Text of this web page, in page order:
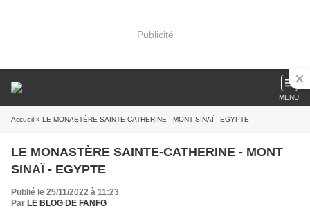
Publicité
MENU
Accueil » LE MONASTÈRE SAINTE-CATHERINE - MONT SINAÏ - EGYPTE
LE MONASTÈRE SAINTE-CATHERINE - MONT
SINAÏ - EGYPTE
Publié le 25/11/2022 à 11:23
Par LE BLOG DE FANFG